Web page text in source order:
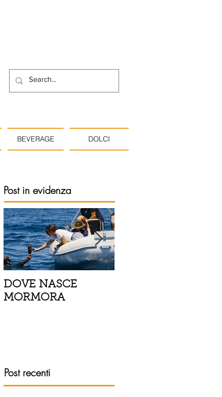
BEVERAGE DOLCI
Post in evidenza
DOVE NASCE
MORMORA
Post recenti